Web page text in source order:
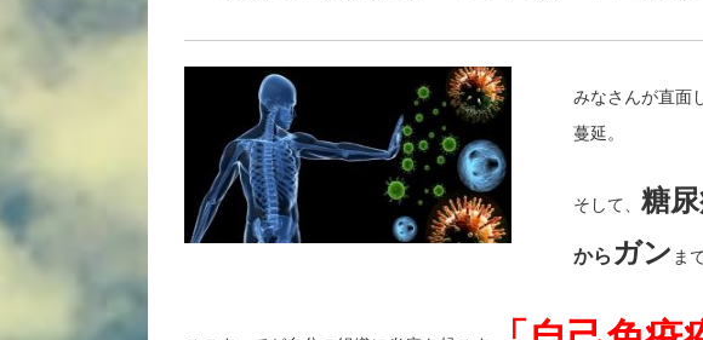
みなさんが直面
蔓延。
そして、 糖
から ガン ま